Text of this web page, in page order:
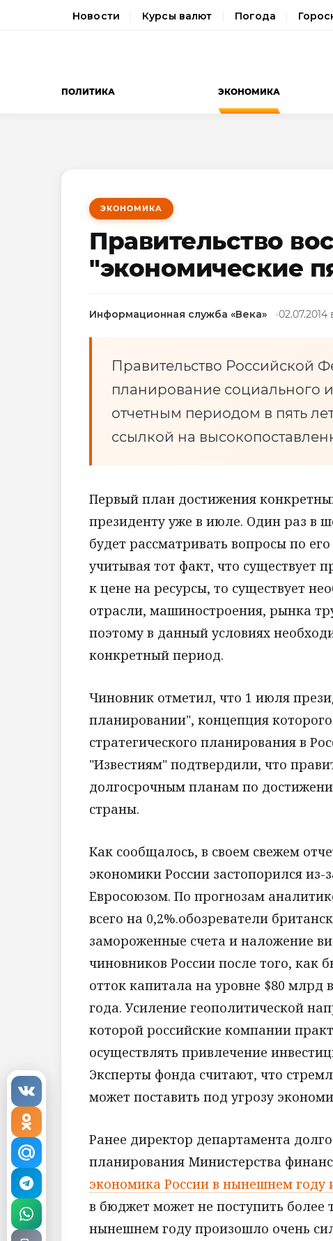
Новости Курсы валют Погода
ПОЛИТИКА ЭКОНОМИКА
ЭКОНОМИКА
Правительство
"экономические
Информационная служба «Века» 02.07.2014
Правительство Российской
планирование социального
отчетным периодом в пять
ссылкой на
Первый план достижения
президенту уже в июле. Один раз в
будет рассматривать вопросы по
учитывая тот факт, что существует
к цене на ресурсы, то существует
отрасли, машиностроения, рынка
поэтому в данный условиях
конкретный период.
Чиновник отметил, что 1 июля
планировании", концепция
стратегического планирования в
"Известиям" подтвердили, что
долгосрочным планам по
страны.
Как сообщалось, в своем свежем
экономики России застопорился
Евросоюзом. По прогнозам
всего на 0,2%.обозреватели
замороженные счета и наложение
чиновников России после того,
отток капитала на уровне $80 млрд
года. Усиление геополитической
которой российские компании
осуществлять привлечение
Эксперты фонда считают, что
может поставить под угрозу
Ранее директор департамента
планирования Министерства
экономика России в нынешнем году
в бюджет может не поступить более
нынешнем году произошло очень